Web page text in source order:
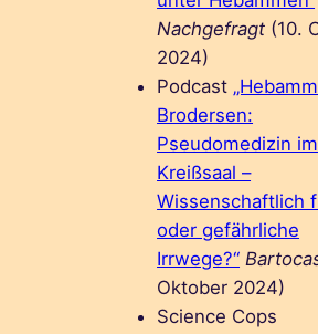
Nachgefragt (10.
2024)
Podcast
Brodersen:
Pseudomedizin im
Kreißsaal –
Wissenschaftlich
oder gefährliche
Irrwege?“
Oktober 2024)
Science Cops